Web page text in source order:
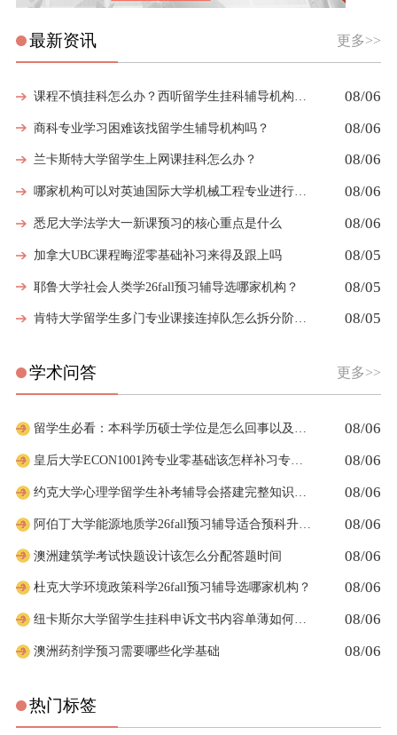
最新资讯 更多>>
08/06
商科专业学习困难该找留学生辅导机构吗？ 08/06
兰卡斯特大学留学生上网课挂科怎么办？ 08/06
哪家机构可以对英迪国际大学机械工程专业进行留学生挂科辅导？ 08/06
悉尼大学法学大一新课预习的核心重点是什么 08/06
加拿大UBC课程晦涩零基础补习来得及跟上吗 08/05
耶鲁大学社会人类学26fall预习辅导选哪家机构？ 08/05
肯特大学留学生多门专业课接连掉队怎么拆分阶段性补习计划 08/05
学术问答 更多>>
留学生必看：本科学历硕士学位是怎么回事以及如何影响考公 08/06
皇后大学ECON1001跨专业零基础该怎样补习专业课 08/06
08/06
阿伯丁大学能源地质学26fall预习辅导适合预科升本科吗 08/06
澳洲建筑学考试快题设计该怎么分配答题时间 08/06
杜克大学环境政策科学26fall预习辅导选哪家机构？ 08/06
纽卡斯尔大学留学生挂科申诉文书内容单薄如何充实材料 08/06
澳洲药剂学预习需要哪些化学基础 08/06
热门标签